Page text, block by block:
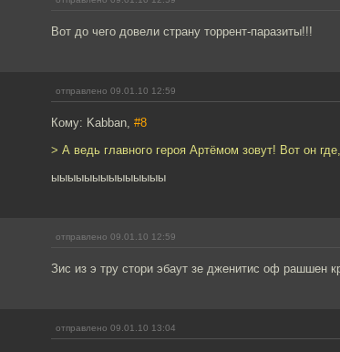
Вот до чего довели страну торрент-паразиты!!!
отправлено 09.01.10 12:59
Кому: Kabban, #8
> А ведь главного героя Артёмом зовут! Вот он
ыыыыыыыыыыыыыы
отправлено 09.01.10 12:59
Зис из э тру стори эбаут зе дженитис оф рашшен
отправлено 09.01.10 13:04